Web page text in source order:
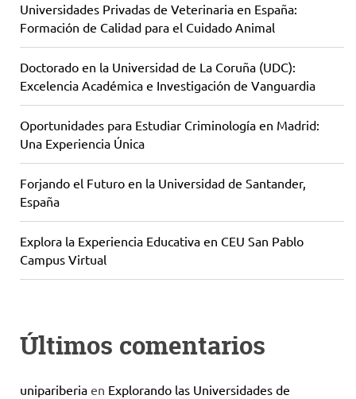
Universidades Privadas de Veterinaria en España:
Formación de Calidad para el Cuidado Animal
Doctorado en la Universidad de La Coruña (UDC):
Excelencia Académica e Investigación de Vanguardia
Oportunidades para Estudiar Criminología en Madrid:
Una Experiencia Única
Forjando el Futuro en la Universidad de Santander,
España
Explora la Experiencia Educativa en CEU San Pablo
Campus Virtual
Últimos comentarios
unipariberia en Explorando las Universidades de